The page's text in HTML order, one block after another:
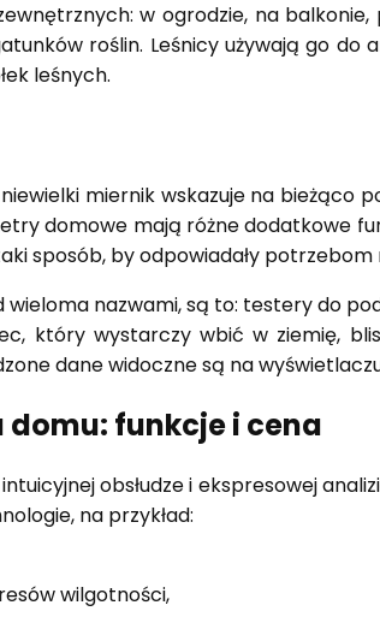
w ogrodzie, na
roślin. Leśnicy używają go do
leśnych.
miernik wskazuje na bieżąco
domowe mają różne dodatkowe
sposób, by odpowiadały potrzebom
nazwami, są to: testery do
który wystarczy wbić w ziemię,
dane widoczne są na
funkcje i cena
obsłudze i ekspresowej
na przykład:
wilgotności,